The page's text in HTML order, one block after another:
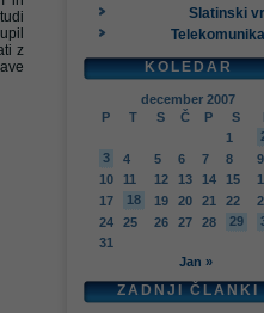
z
Slatinski
KOLEDAR
december 2007
P
T S Č P S
1
3
4 5 6 7 8
9
10
11 12 13 14 15
17
18 19 20 21 22
24
25 26 27 28 29
31
Jan »
ZADNJI ČLANKI